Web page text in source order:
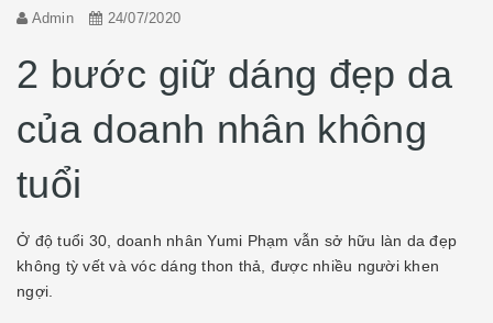
Admin 24/07/2020
2 bước giữ dáng đẹp da
của doanh nhân không
tuổi
Ở độ tuổi 30, doanh nhân Yumi Phạm vẫn sở hữu làn da đẹp
không tỳ vết và vóc dáng thon thả, được nhiều người khen
ngợi.